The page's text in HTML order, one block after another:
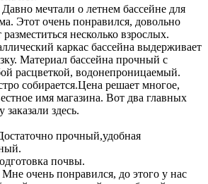
Давно мечтали о летнем бассейне для
Этот очень понравился, довольно
несколько взрослых.
каркас бассейна выдерживает
Материал бассейна прочный с
расцветкой, водонепроницаемый.
собирается.Цена решает многое,
имя магазина. Вот два главных
здесь.
прочный,удобная
почвы.
Мне очень понравился, до этого у нас